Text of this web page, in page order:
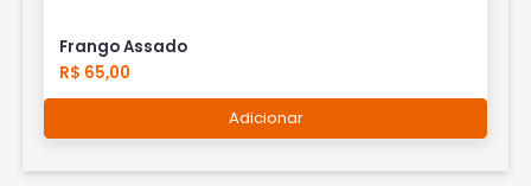
Frango Assado
R$ 65,00
Adicionar